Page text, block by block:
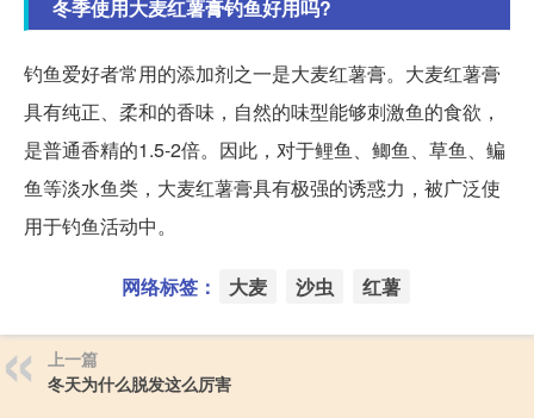
冬季使用大麦红薯膏钓鱼好用吗?
钓鱼爱好者常用的添加剂之一是大麦红薯膏。大麦红薯膏
具有纯正、柔和的香味，自然的味型能够刺激鱼的食欲，
是普通香精的1.5-2倍。因此，对于鲤鱼、鲫鱼、草鱼、鳊
鱼等淡水鱼类，大麦红薯膏具有极强的诱惑力，被广泛使
用于钓鱼活动中。
网络标签： 大麦 沙虫 红薯
上一篇
冬天为什么脱发这么厉害